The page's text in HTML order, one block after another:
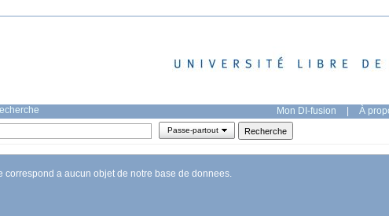
Mon DI-fusion | À
Passe-partout
correspond a aucun objet de notre base de donnees.